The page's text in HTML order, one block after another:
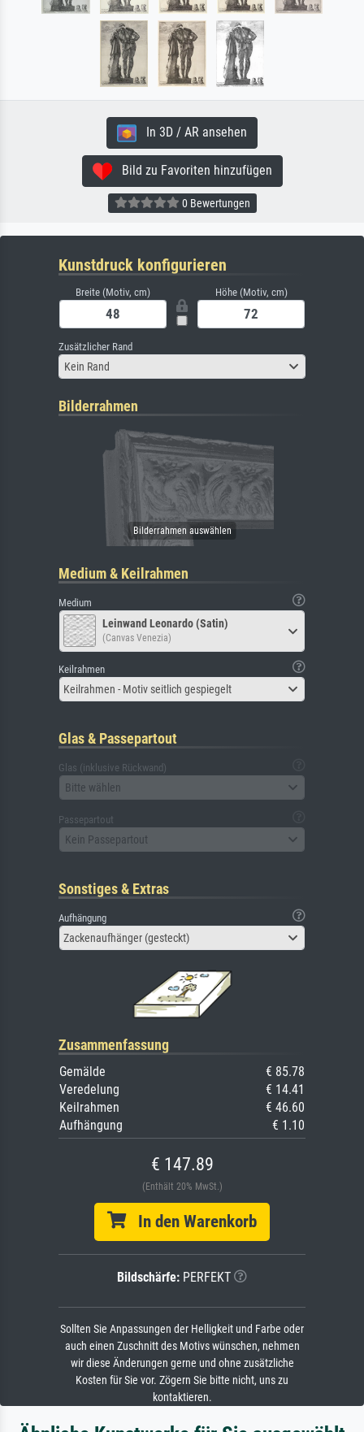
In 3D / AR ansehen
Bild zu Favoriten hinzufügen
0 Bewertungen
Kunstdruck konfigurieren
Breite (Motiv, cm) Höhe (Motiv, cm)
Zusätzlicher Rand
Kein Rand
Bilderrahmen
Medium & Keilrahmen
Medium
Leinwand Leonardo (Satin)
(Canvas Venezia)
Keilrahmen
Keilrahmen - Motiv seitlich gespiegelt
Glas & Passepartout
Glas (inklusive Rückwand)
Bitte wählen
Passepartout
Kein Passepartout
Sonstiges & Extras
Aufhängung
Zackenaufhänger (gesteckt)
Zusammenfassung
Gemälde
€ 85.78
Veredelung
€ 14.41
Keilrahmen
€ 46.60
Aufhängung
€ 1.10
€ 147.89
(Enthält 20% MwSt.)
In den Warenkorb
Bildschärfe: PERFEKT
Sollten Sie Anpassungen der Helligkeit und Farbe oder
auch einen Zuschnitt des Motivs wünschen, nehmen
wir diese Änderungen gerne und ohne zusätzliche
Kosten für Sie vor. Zögern Sie bitte nicht, uns zu
kontaktieren.